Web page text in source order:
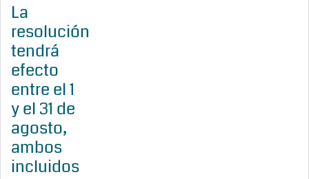
La
resolución
tendrá
efecto
entre el 1
y el 31 de
agosto,
ambos
incluidos